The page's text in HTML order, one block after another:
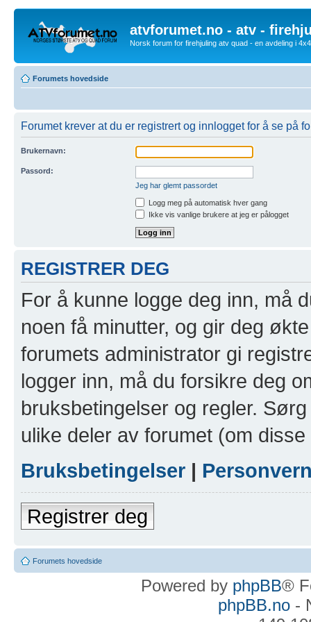
atvforumet.no - atv -
Norsk forum for firehjuling atv quad - en avdeling i
Forumets hovedside
Forumet krever at du er registrert og innlogget for å se på
Brukernavn:
Passord:
Jeg har glemt passordet
Logg meg på automatisk hver gang
Ikke vis vanlige brukere at jeg er pålogget
REGISTRER DEG
For å kunne logge deg inn, må
noen få minutter, og gir deg
forumets administrator gi
logger inn, må du forsikre deg
bruksbetingelser og regler.
ulike deler av forumet (om
Bruksbetingelser |
Registrer deg
Forumets hovedside
Powered by phpBB®
phpBB.no-